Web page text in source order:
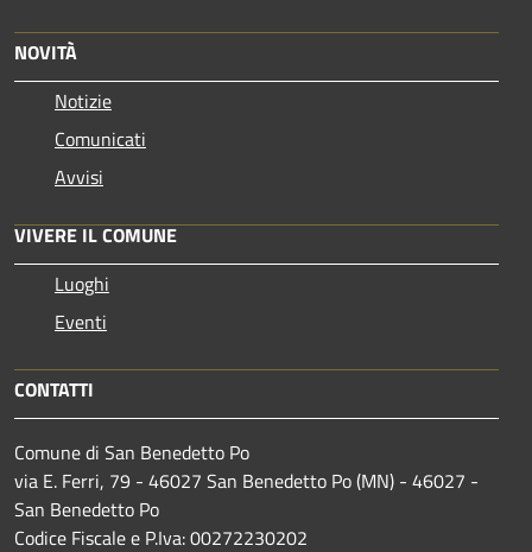
NOVITÀ
Notizie
Comunicati
Avvisi
VIVERE IL COMUNE
Luoghi
Eventi
CONTATTI
Comune di San Benedetto Po
via E. Ferri, 79 - 46027 San Benedetto Po (MN) - 46027 -
San Benedetto Po
Codice Fiscale e P.Iva: 00272230202